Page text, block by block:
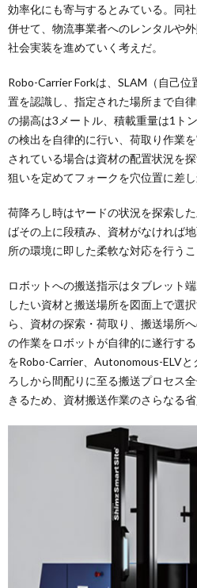
効率化にも寄与するとみている。同
併せて、物流事業者へのレンタルや
社会実装を進めていく考えだ。
Robo-Carrier Forkは、SLAM（自己
置を認識し、指定された場所まで自
の揚高は3メートル、積載重量は1ト
の検出を自律的に行い、荷取り作業
されている場合は資材の配置状況を
狙いを定めてフォークを穴位置に差し
荷降ろし時はヤードの状況を探索し
ばその上に段積み、資材がなければ
所の環境に即した柔軟な対応を行うこ
ロボットへの搬送指示はタブレット
したい資材と搬送場所を図面上で選
ら、資材の探索・荷取り、搬送場所
の作業をロボットが自律的に遂行す
をRobo-Carrier、Autonomous-ELV
ろしから間配りに至る搬送プロセス
きるため、資材搬送作業のさらなる